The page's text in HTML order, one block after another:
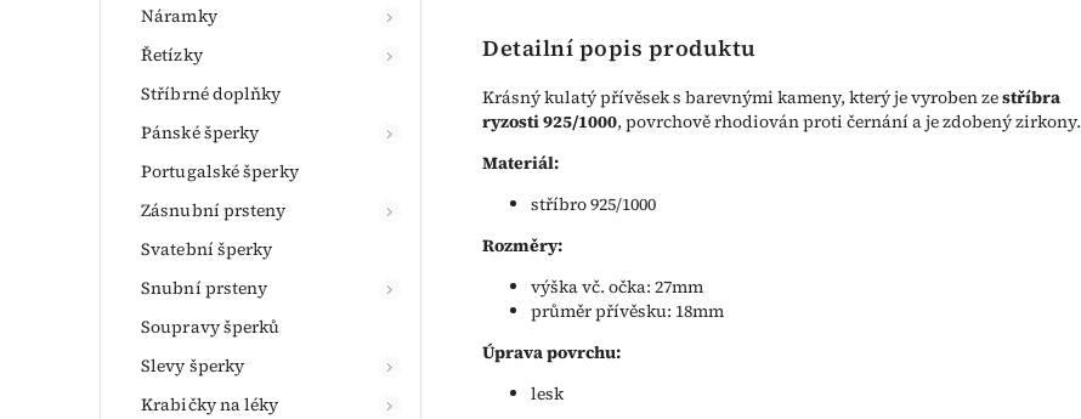
Náramky
Řetízky
Stříbrné doplňky
Pánské šperky
Portugalské šperky
Zásnubní prsteny
Svatební šperky
Snubní prsteny
Soupravy šperků
Slevy šperky
Krabičky na léky
Detailní popis produktu
Krásný kulatý přívěsek s barevnými kameny, který je vyroben zestříbra
ryzosti 925/1000, povrchově rhodiován proti černání a je zdobený zirkony.
Materiál:
stříbro 925/1000
Rozměry:
výška vč. očka: 27mm
průměr přívěsku: 18mm
Úprava povrchu:
lesk